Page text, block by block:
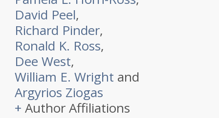
David Peel,
Richard Pinder,
Ronald K. Ross,
Dee West,
William E. Wright and
Argyrios Ziogas
+ Author Affiliations